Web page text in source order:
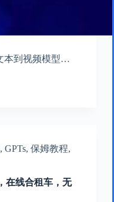
本到视频模型…
, GPTs, 保姆教程,
在线合租车，无